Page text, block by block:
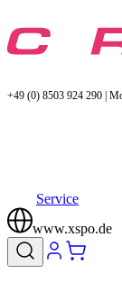
+49 (0) 8503 924 290 |
Service
www.xspo.de